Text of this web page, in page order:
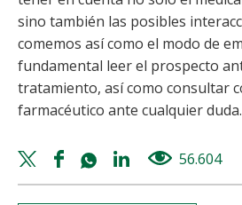
sino también las posibles
comemos así como el modo de
fundamental leer el prospecto
tratamiento, así como consultar
farmacéutico ante cualquier duda.
Twitter
share
Facebook
share
Whatsapp
share
Linkedin
share
56.604